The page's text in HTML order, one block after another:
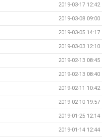
2019-03-17 12:42
2019-03-08 09:00
2019-03-05 14:17
2019-03-03 12:10
2019-02-13 08:45
2019-02-13 08:40
2019-02-11 10:42
2019-02-10 19:57
2019-01-25 12:14
2019-01-14 12:44